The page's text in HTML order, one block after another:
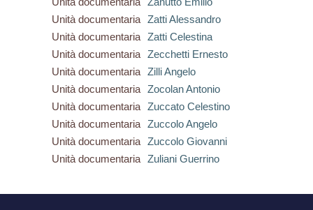
Unità documentaria
Zatti Alessandro
Unità documentaria
Zatti Celestina
Unità documentaria
Zecchetti Ernesto
Unità documentaria
Zilli Angelo
Unità documentaria
Zocolan Antonio
Unità documentaria
Zuccato Celestino
Unità documentaria
Zuccolo Angelo
Unità documentaria
Zuccolo Giovanni
Unità documentaria
Zuliani Guerrino